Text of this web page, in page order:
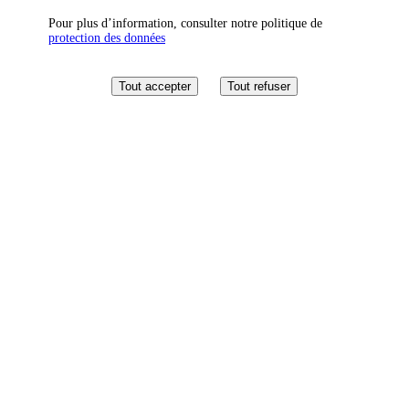
Pour plus d’information, consulter notre politique de
protection des données
Tout accepter Tout refuser